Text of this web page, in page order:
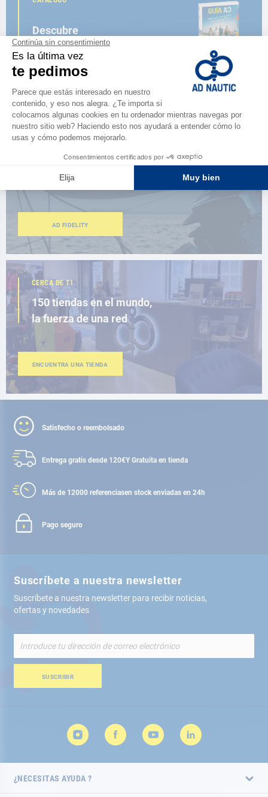
Descubre
la nueva guía AD 2026
ESPACIO FIDELIDAD
¿Eres apasionado?
Benefíciate de ventajas exclusivas
AD FIDELITY
CERCA DE TI
150 tiendas en el mundo,
la fuerza de una red
ENCUENTRA UNA TIENDA
Satisfecho o reembolsado
Entrega gratis desde 120€Y Gratuita en tienda
Más de 12000 referenciasen stock enviadas en 24h
Pago seguro
Suscríbete a nuestra newsletter
Suscríbete a nuestra newsletter para recibir noticias,
ofertas y novedades
nuestro
de
SUSCRIBIR
¿NECESITAS AYUDA ?